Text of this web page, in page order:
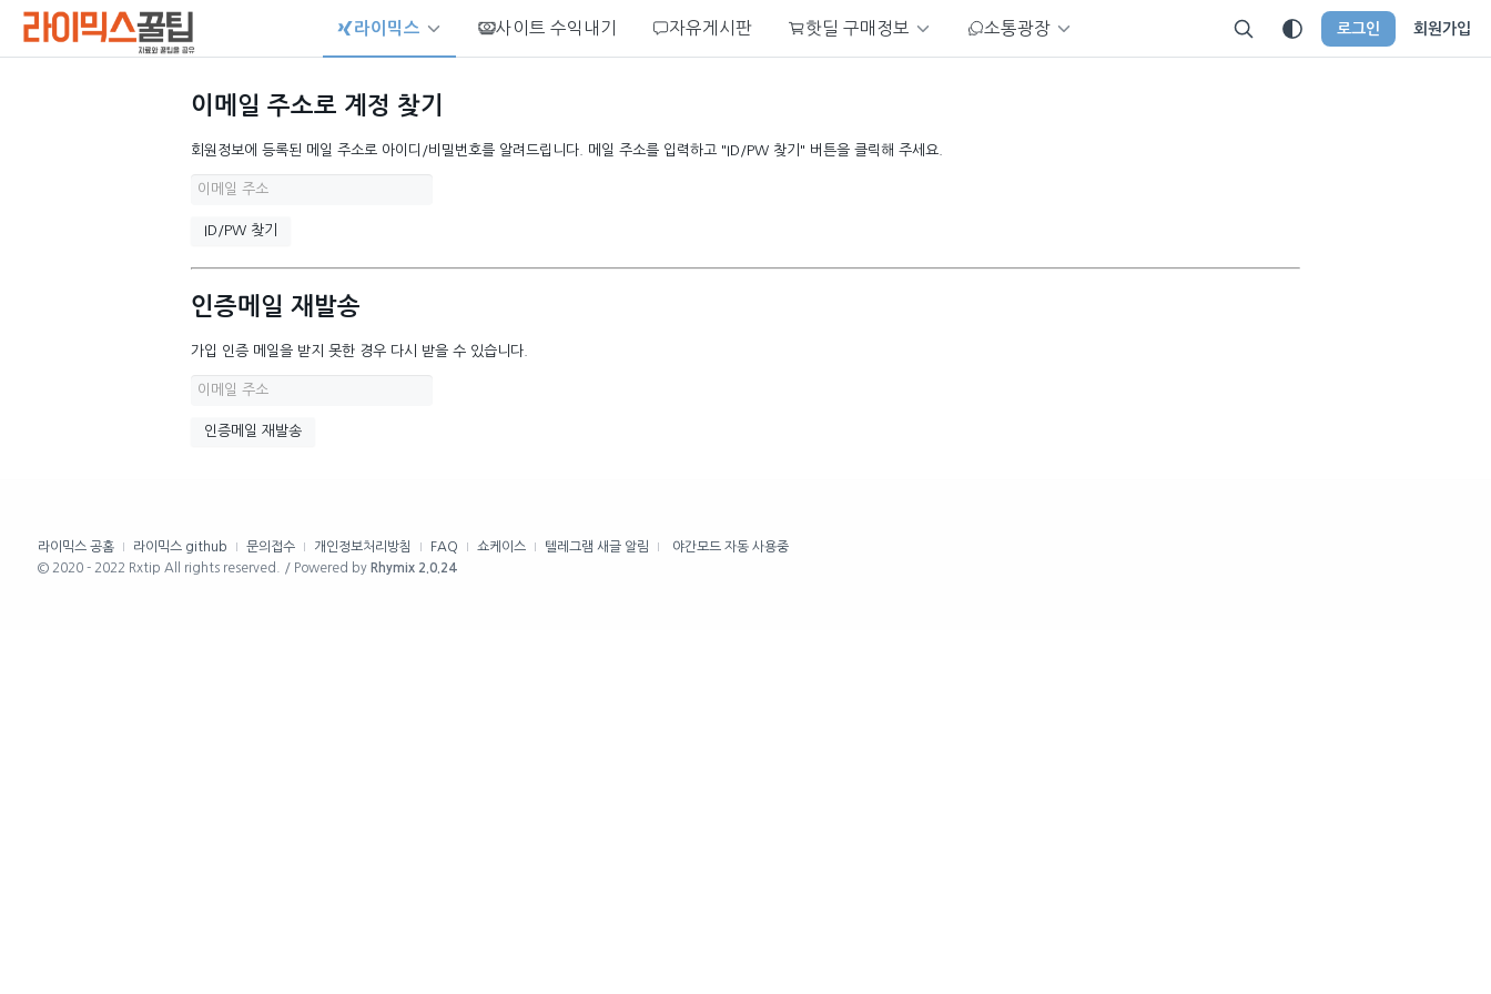
라이믹스 사이트 수익내기 자유게시판 핫딜 구매정보 소통광장 로그인 회원가입
이메일 주소로 계정 찾기
회원정보에 등록된 메일 주소로 아이디/비밀번호를 알려드립니다. 메일 주소를 입력하고 "ID/PW 찾기" 버튼을 클릭해 주세요.
인증메일 재발송
가입 인증 메일을 받지 못한 경우 다시 받을 수 있습니다.
라이믹스 공홈 라이믹스 github 문의접수 개인정보처리방침 FAQ 쇼케이스 텔레그램 새글 알림
야간모드 자동 사용중
© 2020 - 2022 Rxtip All rights reserved. / Powered by Rhymix 2.0.24